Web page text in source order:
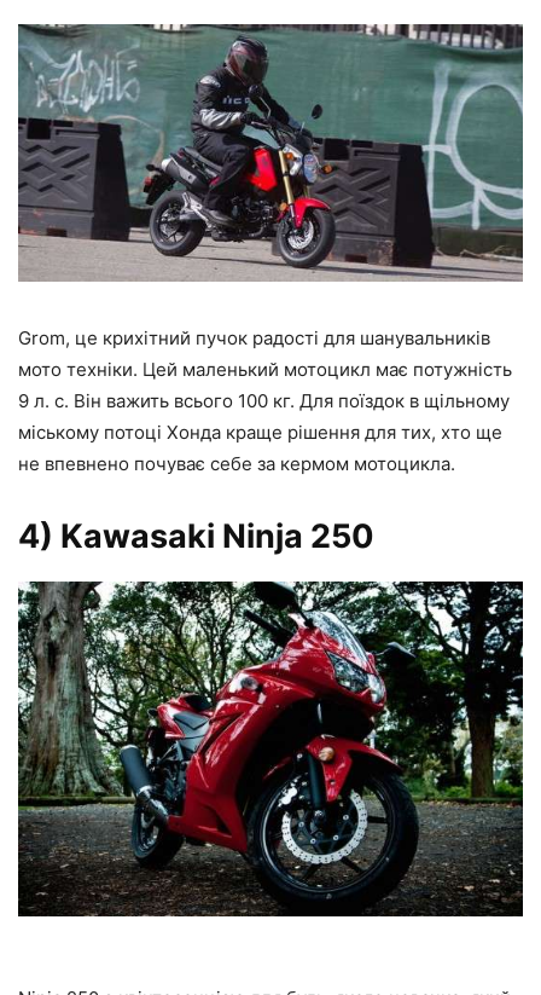
Grom, це крихітний пучок радості для шанувальників
мото техніки. Цей маленький мотоцикл має потужність
9 л. с. Він важить всього 100 кг. Для поїздок в щільному
міському потоці Хонда краще рішення для тих, хто ще
не впевнено почуває себе за кермом мотоцикла.
4) Kawasaki Ninja 250